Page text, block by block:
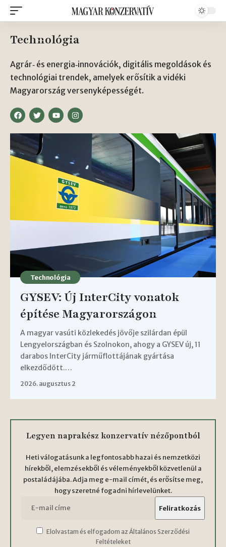
Technológia
Agrár‑ és energia‑innovációk, digitális megoldások és
technológiai trendek, amelyek erősítik a vidéki
Magyarország versenyképességét.
Technológia
GYSEV: Új InterCity vonatok
építése Magyarországon
A magyar vasúti közlekedés jövője szilárdan épül
Lengyelországban és Szolnokon, ahogy a GYSEV új, 11
darabos InterCity járműflottájának gyártása
elkezdődött.…
2026. augusztus 2
Legyen naprakész konzervatív nézőpontból
Heti válogatásunk a legfontosabb hazai és nemzetközi
hírekből, elemzésekből és véleményekből közvetlenül a
postaládájába. Adja meg e-mail címét, és erősítse meg,
hogy szeretné fogadni hírlevelünket.
Elolvastam és elfogadom az Általános Szerződési
Feltételeket